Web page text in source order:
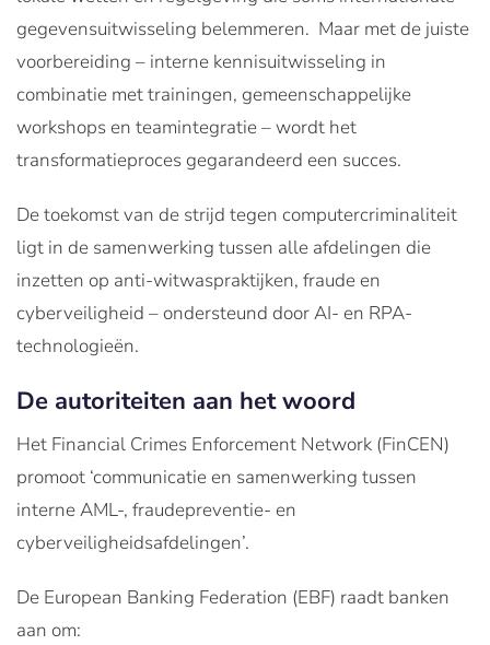
gegevensuitwisseling belemmeren. Maar met de juiste
voorbereiding – interne kennisuitwisseling in
combinatie met trainingen, gemeenschappelijke
workshops en teamintegratie – wordt het
transformatieproces gegarandeerd een succes.
De toekomst van de strijd tegen computercriminaliteit
ligt in de samenwerking tussen alle afdelingen die
inzetten op anti-witwaspraktijken, fraude en
cyberveiligheid – ondersteund door AI- en RPA-
technologieën.
De autoriteiten aan het woord
Het Financial Crimes Enforcement Network (FinCEN)
promoot ‘communicatie en samenwerking tussen
interne AML-, fraudepreventie- en
cyberveiligheidsafdelingen’.
De European Banking Federation (EBF) raadt banken
aan om: